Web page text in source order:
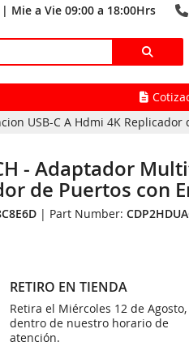
Mie a Vie 09:00 a 18:00Hrs
USB-C A Hdmi 4K Replicador
- Adaptador
de Puertos con
| Part Number:
RETIRO EN TIENDA
Retira el Miércoles 12 de Agosto,
dentro de nuestro horario de
atención.